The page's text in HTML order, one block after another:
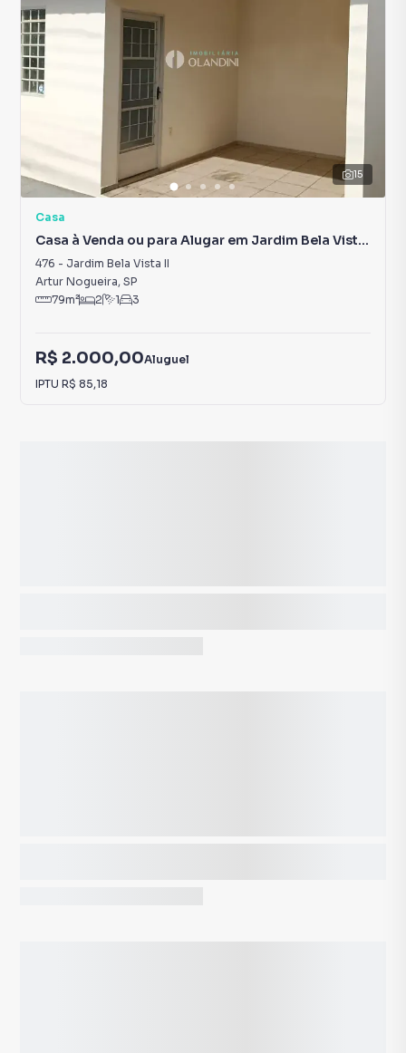
15
Casa
Casa à Venda ou para Alugar em Jardim Bela Vista
II
476 - Jardim Bela Vista II
Artur Nogueira, SP
79m² 2 1 3
R$ 2.000,00Aluguel
IPTU R$ 85,18